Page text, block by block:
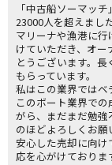
「中古船ソーマッ
23000人を超えまし
マリーナや漁港に
けていただき、オ
とうございます。
もらっています。
私はこの業界では
このボート業界で
がら、まだまだ勉
のほどよろしくお願
安心した売却に向け
応を心がけておりま